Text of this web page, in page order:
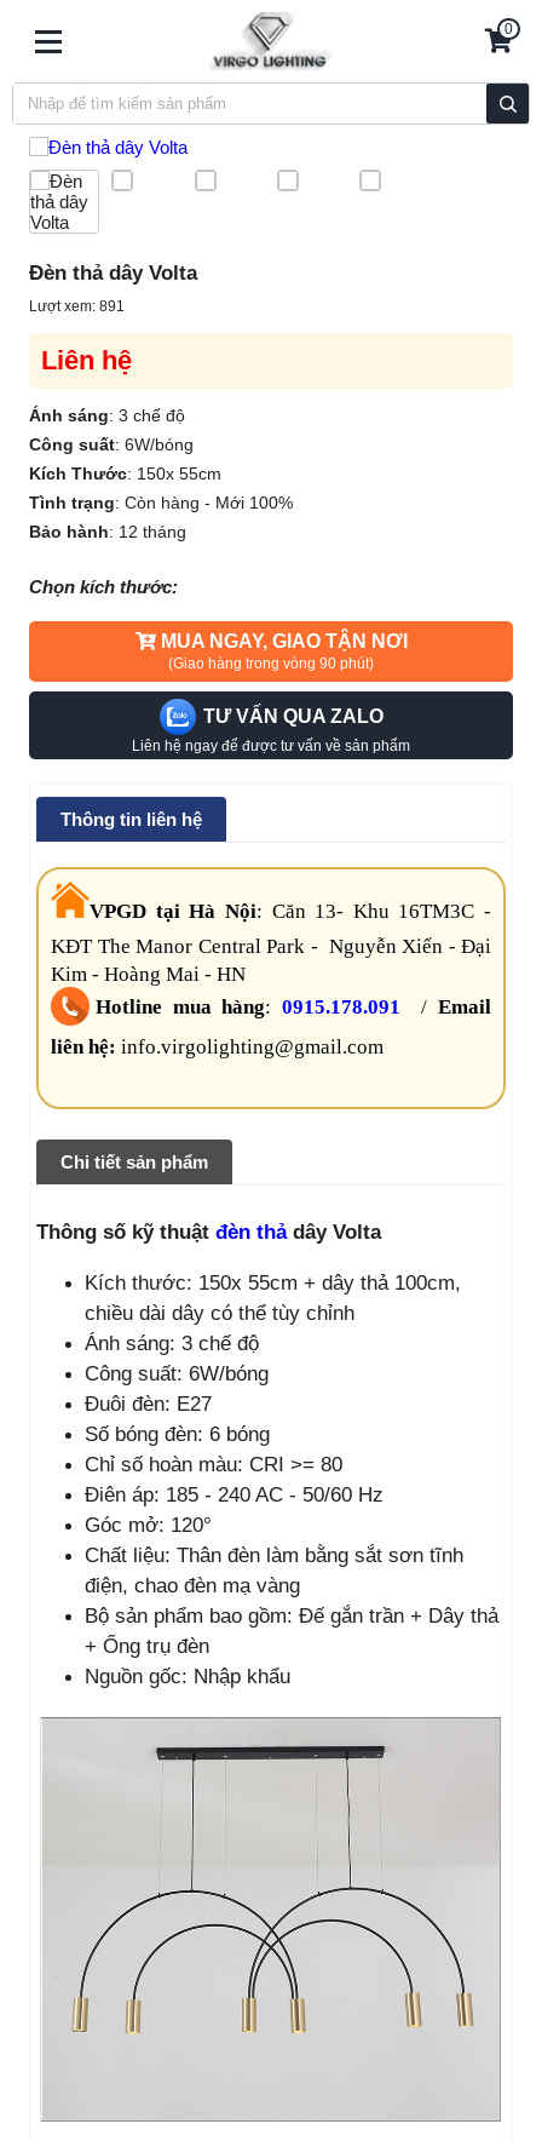
0
Đèn thả dây Volta
Lượt xem: 891
Liên hệ
Ánh sáng: 3 chế độ
Công suất: 6W/bóng
Kích Thước: 150x 55cm
Tình trạng: Còn hàng - Mới 100%
Bảo hành: 12 tháng
Chọn kích thước:
MUA NGAY, GIAO TẬN NƠI
(Giao hàng trong vòng 90 phút)
TƯ VẤN QUA ZALO
Liên hệ ngay để được tư vấn về sản phẩm
Thông tin liên hệ
VPGD tại Hà Nội: Căn 13- Khu 16TM3C -
KĐT The Manor Central Park - Nguyễn Xiển - Đại
Kim - Hoàng Mai - HN
Hotline mua hàng:0915.178.091 /Email
liên hệ: info.virgolighting@gmail.com
Chi tiết sản phẩm
Thông số kỹ thuật đèn thảdây Volta
Kích thước: 150x 55cm + dây thả 100cm,
chiều dài dây có thể tùy chỉnh
Ánh sáng: 3 chế độ
Công suất: 6W/bóng
Đuôi đèn: E27
Số bóng đèn: 6 bóng
Chỉ số hoàn màu: CRI >= 80
Điên áp: 185 - 240 AC - 50/60 Hz
Góc mở: 120°
Chất liệu: Thân đèn làm bằng sắt sơn tĩnh
điện, chao đèn mạ vàng
Bộ sản phẩm bao gồm: Đế gắn trần + Dây thả
+ Ống trụ đèn
Nguồn gốc: Nhập khẩu